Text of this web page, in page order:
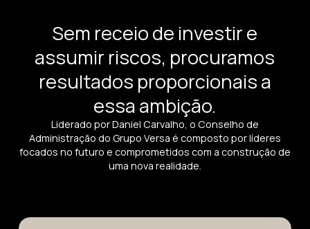
Sem receio de investir e
assumir riscos, procuramos
resultados proporcionais a
essa ambição.
Liderado por Daniel Carvalho, o Conselho de
Administração do Grupo Versa é composto por líderes
focados no futuro e comprometidos com a construção de
uma nova realidade.